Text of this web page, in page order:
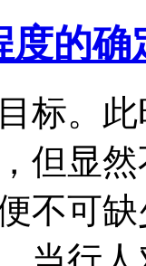
度的确
标。
但显
不可